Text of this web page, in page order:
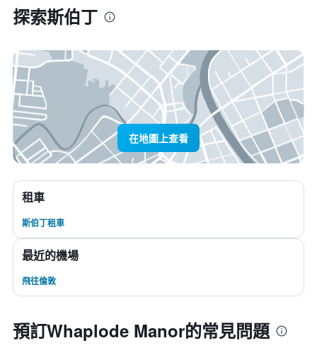
探索斯伯丁
在地圖上查看
租車
斯伯丁租車
最近的機場
飛往倫敦
預訂Whaplode Manor的常見問題